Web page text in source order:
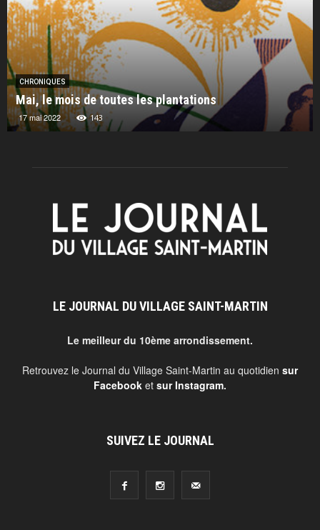
CHRONIQUES
Mai, le mois de toutes les plantations
17 mai 2022 143
LE JOURNAL DU VILLAGE SAINT-MARTIN
Le meilleur du 10ème arrondissement.
Retrouvez le Journal du Village Saint-Martin au quotidien sur
Facebook et sur Instagram.
SUIVEZ LE JOURNAL